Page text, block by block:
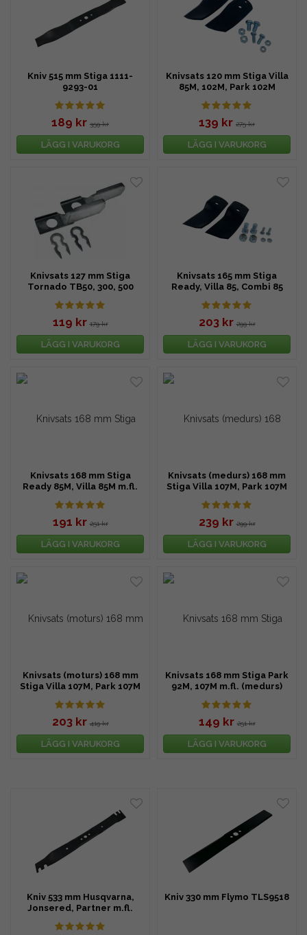
Kniv 515 mm Stiga 1111-
9293-01
189 kr 359 kr
LÄGG I VARUKORG
Knivsats 120 mm Stiga Villa
85M, 102M, Park 102M
139 kr 275 kr
LÄGG I VARUKORG
Knivsats 127 mm Stiga
Tornado TB50, 300, 500
119 kr 179 kr
LÄGG I VARUKORG
Knivsats 165 mm Stiga
Ready, Villa 85, Combi 85
203 kr 299 kr
LÄGG I VARUKORG
Knivsats 168 mm Stiga
Ready 85M, Villa 85M m.fl.
191 kr 251 kr
LÄGG I VARUKORG
Knivsats (medurs) 168 mm
Stiga Villa 107M, Park 107M
239 kr 299 kr
LÄGG I VARUKORG
Knivsats (moturs) 168 mm
Stiga Villa 107M, Park 107M
203 kr 419 kr
LÄGG I VARUKORG
Knivsats 168 mm Stiga Park
92M, 107M m.fl. (medurs)
149 kr 251 kr
LÄGG I VARUKORG
Kniv 533 mm Husqvarna,
Jonsered, Partner m.fl.
Kniv 330 mm Flymo TLS9518